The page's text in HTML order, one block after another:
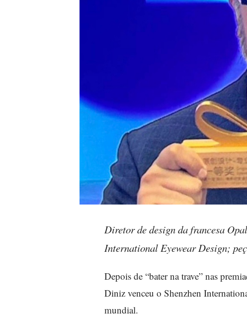
Diretor de design da francesa
International Eyewear Design;
Depois de “bater na trave” nas
Diniz venceu o Shenzhen
mundial.